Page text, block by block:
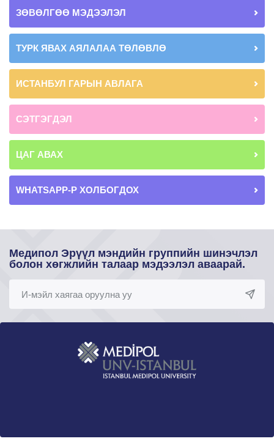
ЗӨВӨЛГӨӨ МЭДЭЭЛЭЛ
ТУРК ЯВАХ АЯЛАЛАА ТӨЛӨВЛӨ
ИСТАНБУЛ ГАРЫН АВЛАГА
СЭТГЭГДЭЛ
ЦАГ АВАХ
WHATSAPP-Р ХОЛБОГДОХ
Медипол Эрүүл мэндийн группийн шинэчлэл
болон хөгжлийн талаар мэдээлэл аваарай.